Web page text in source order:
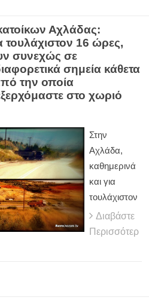
Αχλάδας:
τουλάχιστον 16 ώρες,
συνεχώς σε
σημεία κάθετα
την οποία
στο χωριό
Στην
Αχλάδα,
καθημερινά
και για
τουλάχιστον
Διαβάστε
Περισσότερ